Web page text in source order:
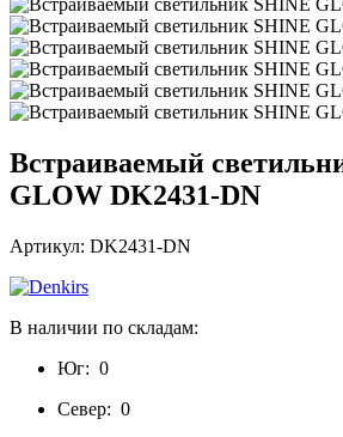
Встраиваемый
GLOW DK2431-DN
Артикул: DK2431-DN
В наличии по складам:
Юг: 0
Север: 0